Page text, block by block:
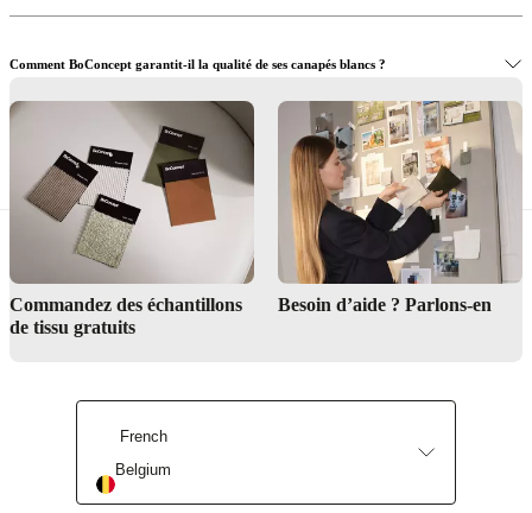
Service de design d'intérieur
Comment BoConcept garantit-il la qualité de ses canapés blancs ?
Découvrez notre savoir-faire
Achetez maintenant et créez un espace de vie lumineux et élégant
Commandez des échantillons
de tissu gratuits
Besoin d’aide ? Parlons-en
French
Belgium